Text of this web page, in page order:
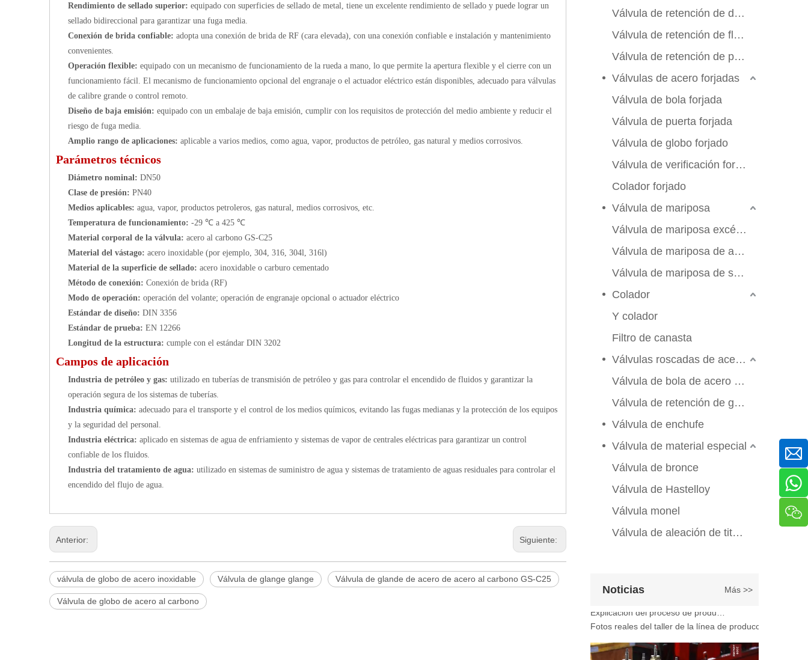
Rendimiento de sellado superior: equipado con superficies de sellado de metal, tiene un excelente rendimiento de sellado y puede lograr un
sellado bidireccional para garantizar una fuga media.
Conexión de brida confiable: adopta una conexión de brida de RF (cara elevada), con una conexión confiable e instalación y mantenimiento
convenientes.
Operación flexible: equipado con un mecanismo de funcionamiento de la rueda a mano, lo que permite la apertura flexible y el cierre con un
funcionamiento fácil. El mecanismo de funcionamiento opcional del engranaje o el actuador eléctrico están disponibles, adecuado para válvulas
de calibre grande o control remoto.
Diseño de baja emisión: equipado con un embalaje de baja emisión, cumplir con los requisitos de protección del medio ambiente y reducir el
riesgo de fuga media.
Amplio rango de aplicaciones: aplicable a varios medios, como agua, vapor, productos de petróleo, gas natural y medios corrosivos.
Parámetros técnicos
Diámetro nominal: DN50
Clase de presión: PN40
Medios aplicables: agua, vapor, productos petroleros, gas natural, medios corrosivos, etc.
Temperatura de funcionamiento: -29 ℃ a 425 ℃
Material corporal de la válvula: acero al carbono GS-C25
Material del vástago: acero inoxidable (por ejemplo, 304, 316, 304l, 316l)
Material de la superficie de sellado: acero inoxidable o carburo cementado
Método de conexión: Conexión de brida (RF)
Modo de operación: operación del volante; operación de engranaje opcional o actuador eléctrico
Estándar de diseño: DIN 3356
Estándar de prueba: EN 12266
Longitud de la estructura: cumple con el estándar DIN 3202
Campos de aplicación
Industria de petróleo y gas: utilizado en tuberías de transmisión de petróleo y gas para controlar el encendido de fluidos y garantizar la
operación segura de los sistemas de tuberías.
Industria química: adecuado para el transporte y el control de los medios químicos, evitando las fugas medianas y la protección de los equipos
y la seguridad del personal.
Industria eléctrica: aplicado en sistemas de agua de enfriamiento y sistemas de vapor de centrales eléctricas para garantizar un control
confiable de los fluidos.
Industria del tratamiento de agua: utilizado en sistemas de suministro de agua y sistemas de tratamiento de aguas residuales para controlar el
encendido del flujo de agua.
Anterior: Siguiente:
válvula de globo de acero inoxidable Válvula de glange glange Válvula de glande de acero de acero al carbono GS-C25
Válvula de globo de acero al carbono
Válvula de retención de doble aleta
Válvula de retención de flujo axial
Válvula de retención de placa de manchas
Válvulas de acero forjadas
Válvula de bola forjada
Válvula de puerta forjada
Válvula de globo forjado
Válvula de verificación forjada
Colador forjado
Válvula de mariposa
Válvula de mariposa excéntrica triple
Válvula de mariposa de alto rendimiento
Válvula de mariposa de sello suave
Colador
Y colador
Filtro de canasta
Válvulas roscadas de acero inoxidable
Válvula de bola de acero inoxidable
Válvula de retención de globo de compuerta
Válvula de enchufe
Válvula de material especial
Válvula de bronce
Válvula de Hastelloy
Válvula monel
Válvula de aleación de titanio
Noticias Más >>
2026-06-25
En ingeniería marina, plataformas marinas y entornos
2026-07-07
Fotos reales del taller de la línea de producción de